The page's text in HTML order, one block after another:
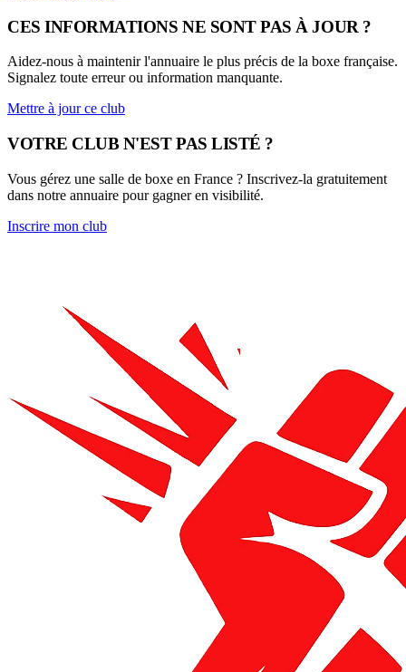
CES INFORMATIONS NE SONT PAS À JOUR ?
Aidez-nous à maintenir l'annuaire le plus précis de la boxe française.
Signalez toute erreur ou information manquante.
Mettre à jour ce club
VOTRE CLUB N'EST PAS LISTÉ ?
Vous gérez une salle de boxe en France ? Inscrivez-la gratuitement
dans notre annuaire pour gagner en visibilité.
Inscrire mon club